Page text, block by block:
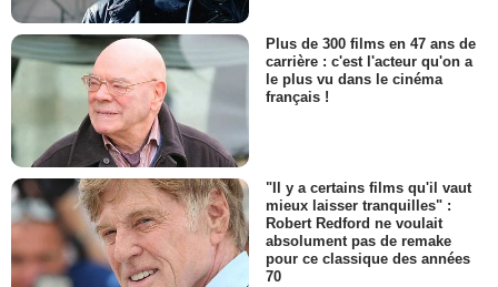
Plus de 300 films en 47 ans de
carrière : c'est l'acteur qu'on a
le plus vu dans le cinéma
français !
"Il y a certains films qu'il vaut
mieux laisser tranquilles" :
Robert Redford ne voulait
absolument pas de remake
pour ce classique des années
70